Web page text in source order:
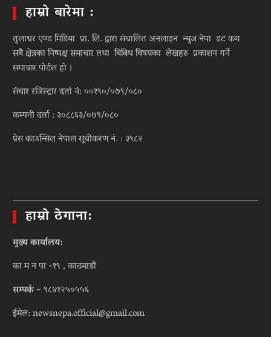
हाम्रो बारेमा :
तुलाधर एण्ड मिडिया प्रा. लि. द्वारा संचालित अनलाइन न्युज नेपा डट कम
सबै क्षेत्रका निष्पक्ष समाचार तथा बिबिध विषयका लेखहरु प्रकाशन गर्ने
समाचार पोर्टल हो ।
संचार रजिस्ट्रार दर्ता नं: ००१९०/०७९/०८०
कम्पनी दर्ता : ३०८८६३/०७९/०८०
प्रेस काउन्सिल नेपाल सूचीकरण नं. : ३९८२
हाम्रो ठेगाना:
मुख्य कार्यालय:
का म न पा -१९ , काठमाडौं
सम्पर्क –९८४१२५०५५६
ईमेल: newsnepa.official@gmail.com